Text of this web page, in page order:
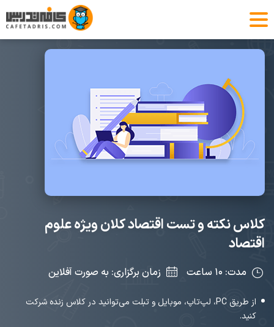
کلاس نکته و تست اقتصاد کلان ویژه علوم
اقتصاد
مدت: ۱۰ ساعت زمان برگزاری: به صورت آفلاین
از طریق PC، لپ‌تاپ، موبایل و تبلت می‌توانید در کلاس زنده شرکت
کنید.